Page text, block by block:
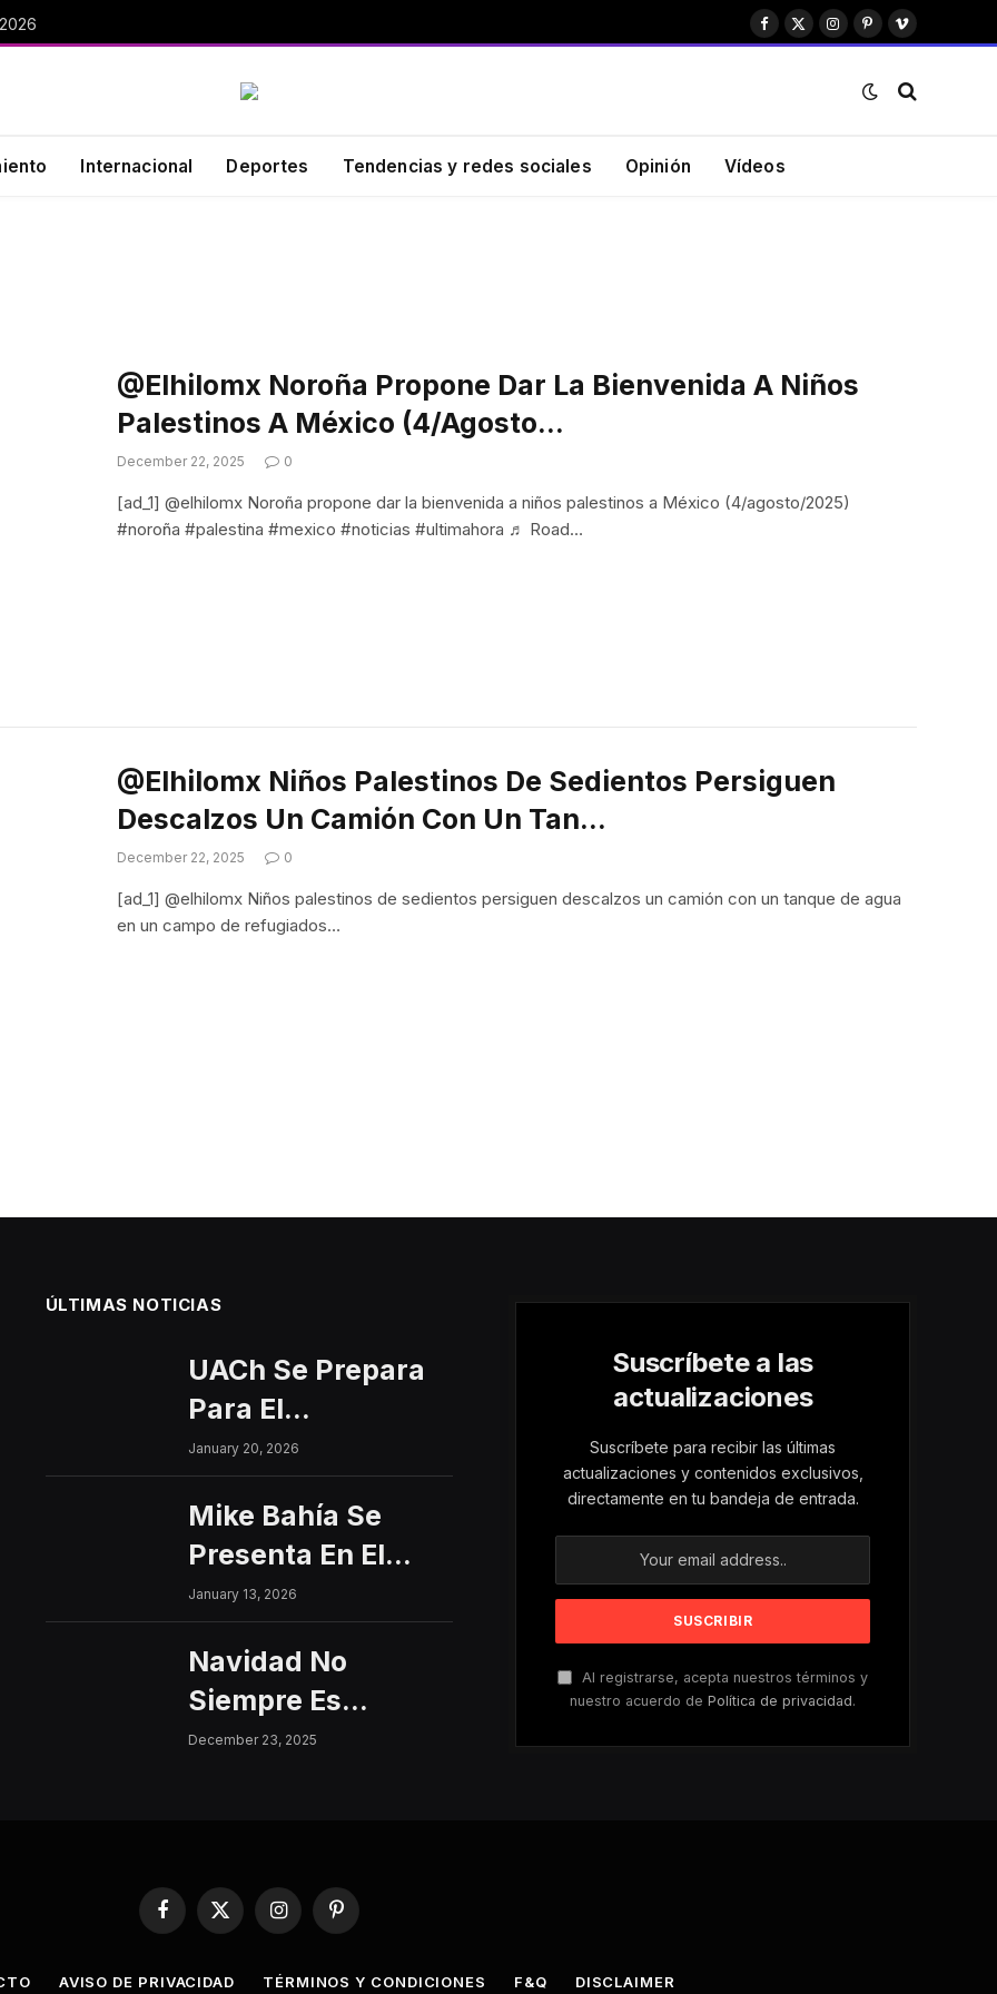
Facebook
X
Instagram
PinterestVimeo
Internacional Deportes Tendencias y redes sociales Opinión Vídeos
@elhilomx Noroña Propone Dar La Bienvenida A Niños
Palestinos A México (4/agosto…
December 22, 2025 0
[ad_1] @elhilomx Noroña propone dar la bienvenida a niños palestinos a México (4/agosto/2025)
#noroña #palestina #mexico #noticias #ultimahora ♬ Road…
@elhilomx Niños Palestinos De Sedientos Persiguen
Descalzos Un Camión Con Un Tan…
December 22, 2025 0
[ad_1] @elhilomx Niños palestinos de sedientos persiguen descalzos un camión con un tanque de agua
en un campo de refugiados…
ÚLTIMAS NOTICIAS
UACh Se Prepara
Para El
Interfacultades
2026
January 20, 2026
Mike Bahía Se
Presenta En El
Centro Histórico
Con Un Concierto
Gratuito
January 13, 2026
Navidad No
Siempre Es
Sinónimo De Paz:
Mujeres Y Niñas
December 23, 2025
Suscríbete a las
actualizaciones
Suscríbete para recibir las últimas
actualizaciones y contenidos exclusivos,
directamente en tu bandeja de entrada.
Al registrarse, acepta nuestros términos y
nuestro acuerdo dePolítica de privacidad.
Facebook
X
(Twitter)
InstagramPinterest
AVISO DE PRIVACIDAD TÉRMINOS Y CONDICIONES F&Q DISCLAIMER